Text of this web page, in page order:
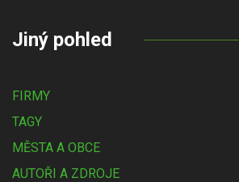
Jiný pohled
FIRMY
TAGY
MĚSTA A OBCE
AUTOŘI A ZDROJE